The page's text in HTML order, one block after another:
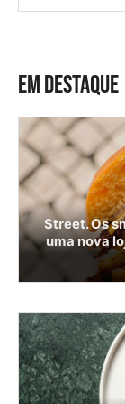
EM DESTAQUE
Street. Os
uma nova